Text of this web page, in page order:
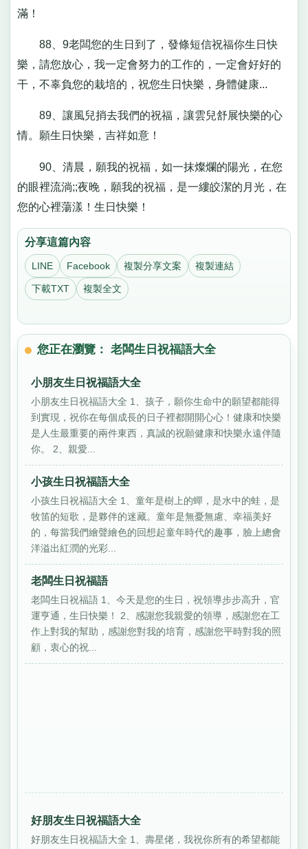
滿！
88、9老闆您的生日到了，發條短信祝福你生日快
樂，請您放心，我一定會努力的工作的，一定會好好的
干，不辜負您的栽培的，祝您生日快樂，身體健康...
89、讓風兒捎去我們的祝福，讓雲兒舒展快樂的心
情。願生日快樂，吉祥如意！
90、清晨，願我的祝福，如一抹燦爛的陽光，在您
的眼裡流淌;;夜晚，願我的祝福，是一縷皎潔的月光，在
您的心裡蕩漾！生日快樂！
分享這篇內容
LINE Facebook 複製分享文案 複製連結
下載TXT 複製全文
您正在瀏覽： 老闆生日祝福語大全
小朋友生日祝福語大全
小朋友生日祝福語大全 1、孩子，願你生命中的願望都能得
到實現，祝你在每個成長的日子裡都開開心心！健康和快樂
是人生最重要的兩件東西，真誠的祝願健康和快樂永遠伴隨
你。 2、親愛...
小孩生日祝福語大全
小孩生日祝福語大全 1、童年是樹上的蟬，是水中的蛙，是
牧笛的短歌，是夥伴的迷藏。童年是無憂無慮、幸福美好
的，每當我們繪聲繪色的回想起童年時代的趣事，臉上總會
洋溢出紅潤的光彩...
老闆生日祝福語
老闆生日祝福語 1、今天是您的生日，祝領導步步高升，官
運亨通，生日快樂！ 2、感謝您我親愛的領導，感謝您在工
作上對我的幫助，感謝您對我的培育，感謝您平時對我的照
顧，衷心的祝...
好朋友生日祝福語大全
好朋友生日祝福語大全 1、壽星佬，我祝你所有的希望都能